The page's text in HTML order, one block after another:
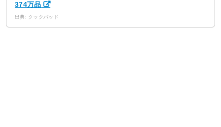
374万品
出典: クックパッド